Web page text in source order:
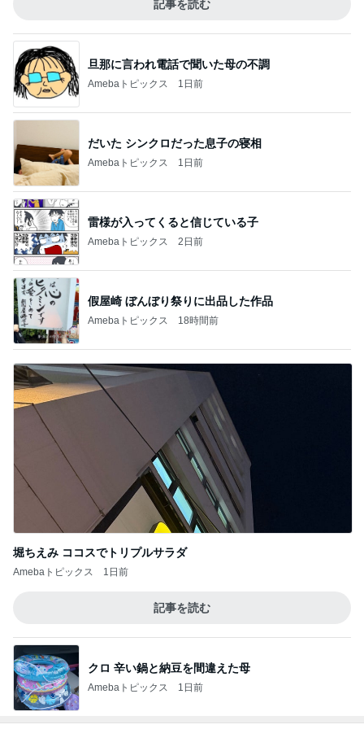
記事を読む
旦那に言われ電話で聞いた母の不調
Amebaトピックス 1日前
だいた シンクロだった息子の寝相
Amebaトピックス 1日前
雷様が入ってくると信じている子
Amebaトピックス 2日前
假屋崎 ぼんぼり祭りに出品した作品
Amebaトピックス 18時間前
堀ちえみ ココスでトリプルサラダ
Amebaトピックス 1日前
記事を読む
クロ 辛い鍋と納豆を間違えた母
Amebaトピックス 1日前